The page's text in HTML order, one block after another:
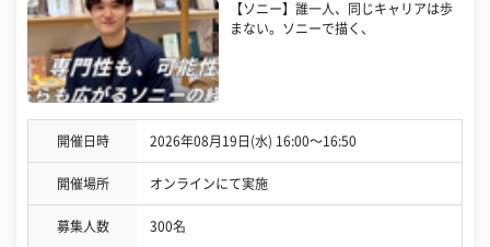
【ソニー】誰一人、同じキャリアは歩
まない。ソニーで描く、
開催日時 2026年08月19日(水) 16:00〜16:50
開催場所 オンラインにて実施
募集人数 300名